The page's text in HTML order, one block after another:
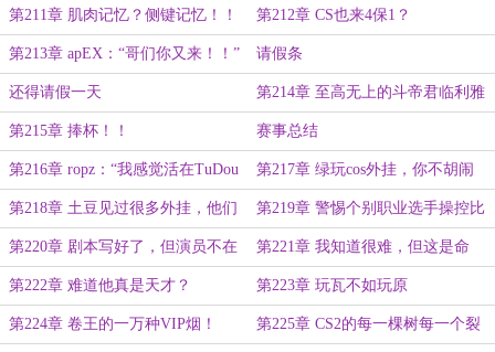
不简单（一万一大章） 的吗？
第211章 肌肉记忆？侧键记忆！！ 第212章 CS也来4保1？
第213章 apEX：“哥们你又来！！” 请假条
还得请假一天 第214章 至高无上的斗帝君临利雅
得！（二合一）
第215章 捧杯！！ 赛事总结
第216章 ropz：“我感觉活在TuDou
的阴影之中！”
第217章 绿玩cos外挂，你不胡闹
嘛！
第218章 土豆见过很多外挂，他们
都说土豆参数大
第219章 警惕个别职业选手操控比
赛！
第220章 剧本写好了，但演员不在
状态
第221章 我知道很难，但这是命
令！
第222章 难道他真是天才？ 第223章 玩瓦不如玩原
第224章 卷王的一万种VIP烟！ 第225章 CS2的每一棵树每一个裂